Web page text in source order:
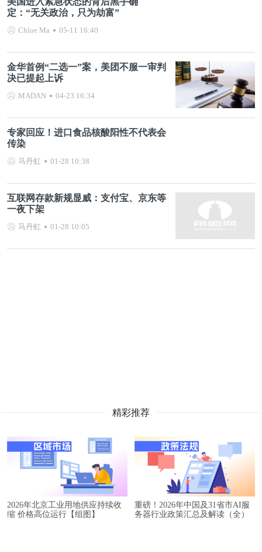
定：“无关政治，只为劫富”
Chloe Ma 05-11 16:40
金华首例“二选一”案，美团不服一审判
决已提起上诉
MADAN 04-23 16:34
专家回应！进口食品核酸阳性不代表会
传染
马丹虹 01-28 10:38
互联网存款新规显威：支付宝、京东等
一夜下架
马丹虹 01-28 10:05
精彩推荐
2026年北京工业用地供应持续收
缩 价格高位运行【组图】
重磅！2026年中国及31省市AI服
务器行业政策汇总及解读（全）